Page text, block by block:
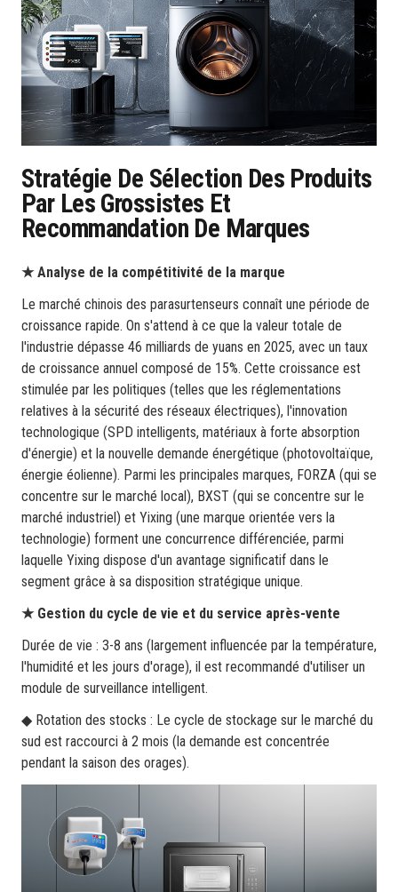
Stratégie De Sélection Des Produits
Par Les Grossistes Et
Recommandation De Marques
★ Analyse de la compétitivité de la marque
Le marché chinois des parasurtenseurs connaît une période de
croissance rapide. On s'attend à ce que la valeur totale de
l'industrie dépasse 46 milliards de yuans en 2025, avec un taux
de croissance annuel composé de 15%. Cette croissance est
stimulée par les politiques (telles que les réglementations
relatives à la sécurité des réseaux électriques), l'innovation
technologique (SPD intelligents, matériaux à forte absorption
d'énergie) et la nouvelle demande énergétique (photovoltaïque,
énergie éolienne). Parmi les principales marques, FORZA (qui se
concentre sur le marché local), BXST (qui se concentre sur le
marché industriel) et Yixing (une marque orientée vers la
technologie) forment une concurrence différenciée, parmi
laquelle Yixing dispose d'un avantage significatif dans le
segment grâce à sa disposition stratégique unique.
★ Gestion du cycle de vie et du service après-vente
Durée de vie : 3-8 ans (largement influencée par la température,
l'humidité et les jours d'orage), il est recommandé d'utiliser un
module de surveillance intelligent.
◆ Rotation des stocks : Le cycle de stockage sur le marché du
sud est raccourci à 2 mois (la demande est concentrée
pendant la saison des orages).